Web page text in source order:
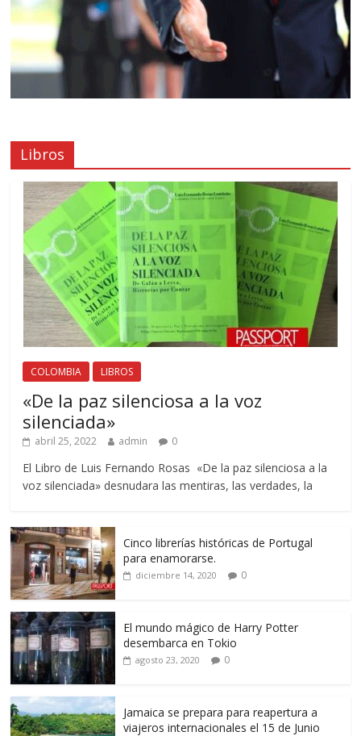
Libros
COLOMBIA LIBROS
«De la paz silenciosa a la voz
silenciada»
abril 25, 2022 admin 0
El Libro de Luis Fernando Rosas «De la paz silenciosa a la
voz silenciada» desnudara las mentiras, las verdades, la
Cinco librerías históricas de Portugal
para enamorarse.
diciembre 14, 2020 0
El mundo mágico de Harry Potter
desembarca en Tokio
agosto 23, 2020 0
Jamaica se prepara para reapertura a
viajeros internacionales el 15 de Junio